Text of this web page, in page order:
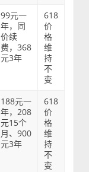
99元一
年，同
价续
费，368
元3年
618
价
格
维
持
不
变
188元一
年，208
元15个
月、900
元3年
618
价
格
维
持
不
变